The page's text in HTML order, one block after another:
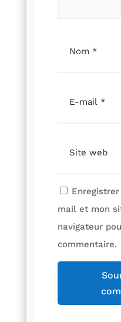
mail et mon
navigateur
commentaire.